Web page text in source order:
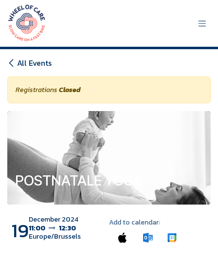
Skip to Content
All Events
RegistrationsClosed
POSTNATALE YOGA
19December 2024
11:00
12:30
Europe/Brussels
Add to calendar: